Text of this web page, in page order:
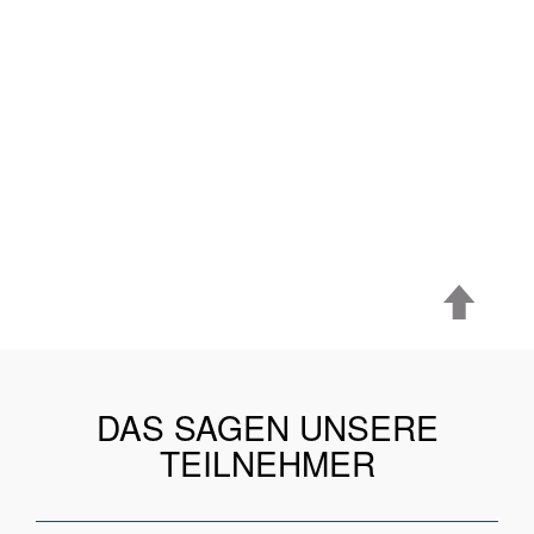
DAS SAGEN UNSERE
TEILNEHMER